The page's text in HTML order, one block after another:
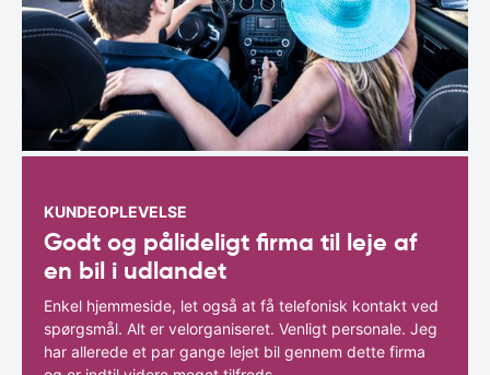
KUNDEOPLEVELSE
Godt og pålideligt firma til leje af
en bil i udlandet
Enkel hjemmeside, let også at få telefonisk kontakt ved
spørgsmål. Alt er velorganiseret. Venligt personale. Jeg
har allerede et par gange lejet bil gennem dette firma